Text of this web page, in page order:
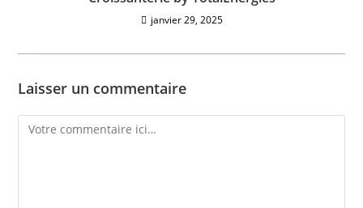
janvier 29, 2025
Laisser un commentaire